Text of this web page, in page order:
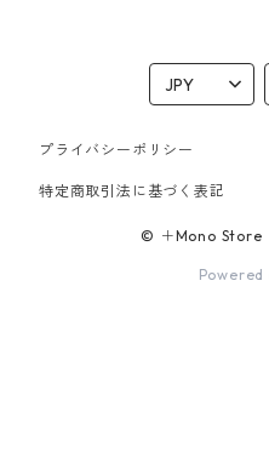
プライバシーポリシー
特定商取引法に基づく表記
© ＋Mono Store